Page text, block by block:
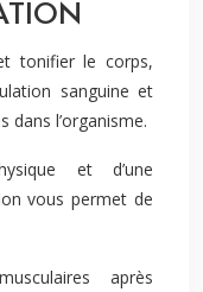
tonifier le corps,
sanguine et
dans l’organisme.
et d’une
vous permet de
après